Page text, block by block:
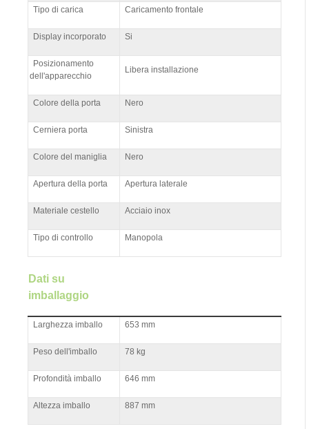
Tipo di carica Caricamento frontale
Display incorporato Si
Posizionamento
dell'apparecchio
Libera installazione
Colore della porta Nero
Cerniera porta Sinistra
Colore del maniglia Nero
Apertura della porta Apertura laterale
Materiale cestello Acciaio inox
Tipo di controllo Manopola
Dati su
imballaggio
Larghezza imballo 653 mm
Peso dell'imballo 78 kg
Profondità imballo 646 mm
Altezza imballo 887 mm